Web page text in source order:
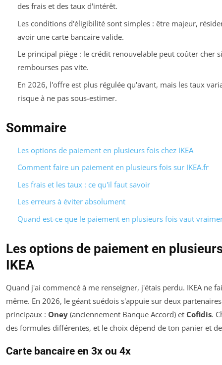
des frais et des taux d'intérêt.
Les conditions d'éligibilité sont simples : être majeur,
avoir une carte bancaire valide.
Le principal piège : le crédit renouvelable peut coûter cher
rembourses pas vite.
En 2026, l'offre est plus régulée qu'avant, mais les taux
risque à ne pas sous-estimer.
Sommaire
Les options de paiement en plusieurs fois chez IKEA
Comment faire un paiement en plusieurs fois sur IKEA.fr
Les frais et les taux : ce qu'il faut savoir
Les erreurs à éviter absolument
Quand est-ce que le paiement en plusieurs fois vaut
Les options de paiement en
IKEA
Quand j'ai commencé à me renseigner, j'étais perdu. IKEA ne
même. En 2026, le géant suédois s'appuie sur deux
principaux : Oney (anciennement Banque Accord) et Cofidis.
des formules différentes, et le choix dépend de ton panier et
Carte bancaire en 3x ou 4x